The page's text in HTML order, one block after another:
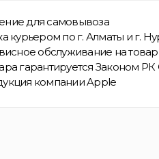
для самовывоза
курьером по г. Алматы и г.
обслуживание на
гарантируется Законом
компании Apple